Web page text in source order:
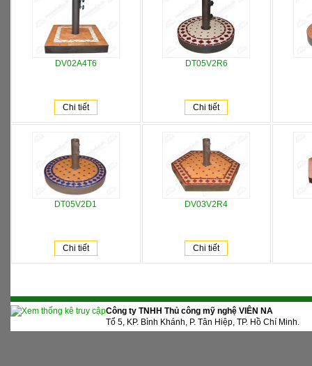
DV02A4T6
Chi tiết
DT05V2R6
Chi tiết
DT05V2D1
Chi tiết
DV03V2R4
Chi tiết
Công ty TNHH Thủ công mỹ nghệ VIÊN NA
Tổ 5, KP. Bình Khánh, P. Tân Hiệp, TP. Hồ Chí Minh.